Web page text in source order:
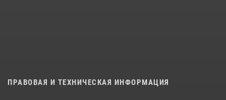
ПРАВОВАЯ И ТЕХНИЧЕСКАЯ ИНФОРМАЦИЯ